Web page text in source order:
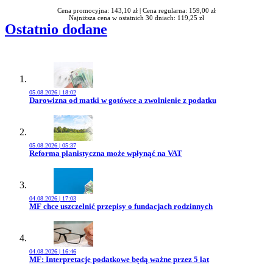
Cena promocyjna: 143,10 zł | Cena regularna: 159,00 zł
Najniższa cena w ostatnich 30 dniach: 119,25 zł
Ostatnio dodane
05.08.2026 | 18:02
Przejdź do artykułu:
Darowizna od matki w gotówce a zwolnienie z podatku
05.08.2026 | 05:37
Przejdź do artykułu:
Reforma planistyczna może wpłynąć na VAT
04.08.2026 | 17:03
Przejdź do artykułu:
MF chce uszczelnić przepisy o fundacjach rodzinnych
04.08.2026 | 16:46
Przejdź do artykułu:
MF: Interpretacje podatkowe będą ważne przez 5 lat